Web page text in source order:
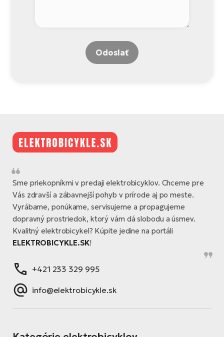
Odoslať
Sme priekopníkmi v predaji elektrobicyklov. Chceme pre
Vás zdravší a zábavnejší pohyb v prírode aj po meste.
Vyrábame, ponúkame, servisujeme a propagujeme
dopravný prostriedok, ktorý vám dá slobodu a úsmev.
Kvalitný elektrobicykel? Kúpite jedine na portáli
ELEKTROBICYKLE.SK!
+421 233 329 995
info@elektrobicykle.sk